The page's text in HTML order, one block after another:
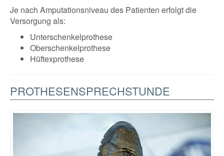
Je nach Amputationsniveau des Patienten erfolgt die
Versorgung als:
Unterschenkelprothese
Oberschenkelprothese
Hüftexprothese
PROTHESENSPRECHSTUNDE